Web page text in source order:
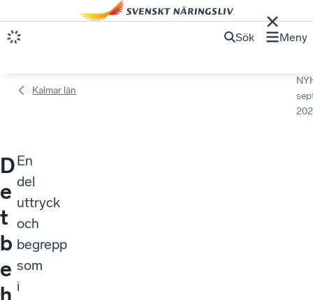
Sök Meny
Kalmar län
D
e
t
b
e
En
del
uttryck
och
begrepp
som
i